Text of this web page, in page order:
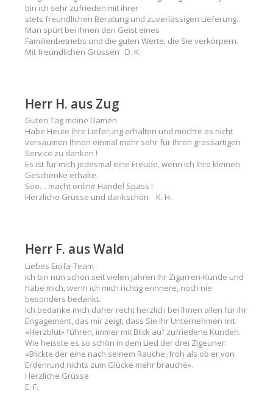
bin ich sehr zufrieden mit ihrer
stets freundlichen Beratung und zuverlässigen Lieferung.
Man spürt bei Ihnen den Geist eines
Familienbetriebs und die guten Werte, die Sie verkörpern.
Mit freundlichen Grüssen D. K.
Herr H. aus Zug
Guten Tag meine Damen
Habe Heute Ihre Lieferung erhalten und möchte es nicht
versäumen Ihnen einmal mehr sehr für Ihren grossartigen
Service zu danken !
Es ist für mich jedesmal eine Freude, wenn ich Ihre kleinen
Geschenke erhalte.
Soo… macht online Handel Spass !
Herzliche Grüsse und dankschön K. H.
Herr F. aus Wald
Liebes Eicifa-Team
Ich bin nun schon seit vielen Jahren Ihr Zigarren-Kunde und
habe mich, wenn ich mich richtig erinnere, noch nie
besonders bedankt.
Ich bedanke mich daher recht herzlich bei Ihnen allen für Ihr
Engagement, das mir zeigt, dass Sie Ihr Unternehmen mit
«Herzblut» führen, immer mit Blick auf zufriedene Kunden.
Wie heisste es so schön in dem Lied der drei Zigeuner:
«Blickte der eine nach seinem Rauche, froh als ob er von
Erdenrund nichts zum Glücke mehr brauche».
Herzliche Grüsse
E. F.